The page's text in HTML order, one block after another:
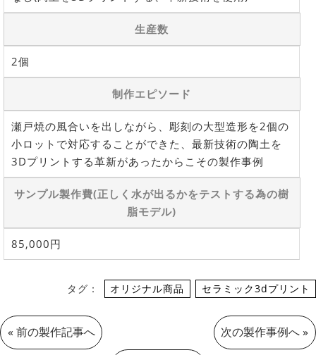
生産数
2個
制作エピソード
瀬戸焼の風合いを出しながら、彫刻の大型造形を2個の
小ロットで対応することができた、最新技術の陶土を
3Dプリントする革新があったからこその製作事例
サンプル製作費(正しく水が出るかをテストする為の樹
脂モデル)
85,000円
タグ： オリジナル商品 セラミック3dプリント
« 前の製作記事へ 次の製作事例へ»